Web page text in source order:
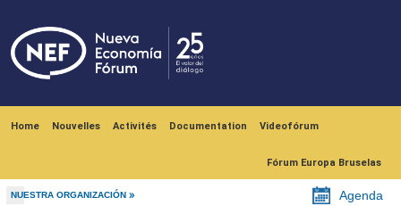
Home Nouvelles Activités Documentation Videofórum
Fórum Europa Bruselas
NUESTRA ORGANIZACIÓN Agenda